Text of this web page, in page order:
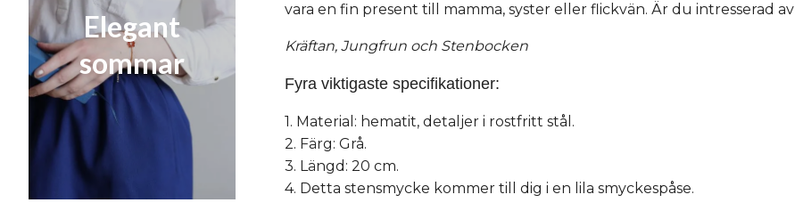
Elegant
sommar
vara en fin present till mamma, syster eller flickvän. Är du intresserad av
Kräftan, Jungfrun och Stenbocken
Fyra viktigaste specifikationer:
1. Material: hematit, detaljer i rostfritt stål.
2. Färg: Grå.
3. Längd: 20 cm.
4. Detta stensmycke kommer till dig i en lila smyckespåse.